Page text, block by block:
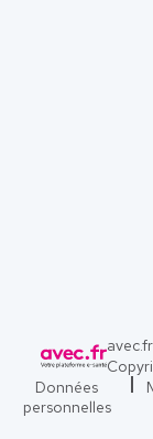
Données
personnelles